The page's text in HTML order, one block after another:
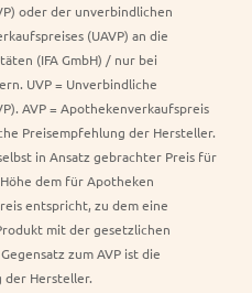
oder der unverbindlichen
(UAVP) an die
(IFA GmbH) / nur bei
UVP = Unverbindliche
AVP = Apothekenverkaufspreis
Preisempfehlung der Hersteller.
in Ansatz gebrachter Preis für
dem für Apotheken
entspricht, zu dem eine
mit der gesetzlichen
zum AVP ist die
der Hersteller.